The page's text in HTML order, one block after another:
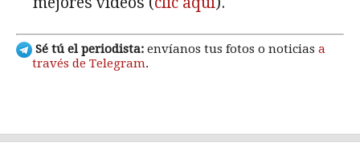
Sé tú el periodista: envíanos tus fotos o noticias a
través de Telegram.